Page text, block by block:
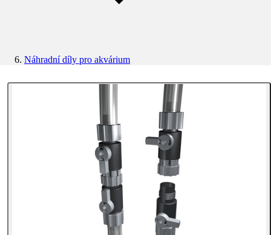
Náhradní díly pro akvárium